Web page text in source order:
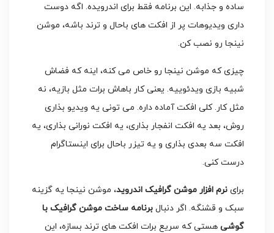
ساده و جذابه. این برنامه فقط برای اندرویده. اگه دوست
داری ویدیوهات پر از افکت های باحال و ترند باشه، موشن
نینجا رو نصب کن.
چیزی که موشن نینجا رو خاص می کنه، اینه که فضاش
شبیه بازی ویدئوییه. یعنی کار باهاش برات مثل بازیه، نه
مثل کار. کلی افکت آماده داره. می تونی یه ویدیو بذاری
روش، بعد یه افکت انفجار بذاری، یه افکت نورانی بذاری، یه
افکت سه بعدی بذاری و یه تیزر باحال برای اینستاگرام
درست کنی.
برای نرم افزار موشن گرافیک اندروید، موشن نینجا یه گزینه
سبک و قشنگه. اگر دنبال برنامه ساخت موشن گرافیک با
گوشی هستی که سریع برات افکت های ترند بسازه، این